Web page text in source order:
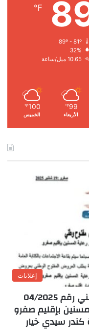
℉
32%
10.65 ميل/ساعة
99
℉
الأربعاء
100
℉
الخميس
إعلانات
إعلان عن طلب عروض مفتوح وطني رقم 04/2025
بإقليم صفرو
كندر سيدي خيار